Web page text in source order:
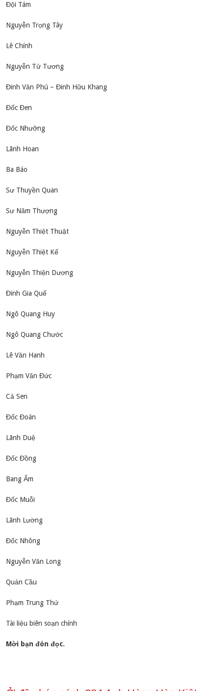
Đội Tám
Nguyễn Trọng Tây
Lê Chính
Nguyễn Tử Tương
Đinh Văn Phú – Đinh Hữu Khang
Đốc Đen
Đốc Nhưỡng
Lãnh Hoan
Ba Báo
Sư Thuyền Quan
Sư Năm Thượng
Nguyễn Thiệt Thuật
Nguyễn Thiệt Kế
Nguyễn Thiện Dương
Đinh Gia Quế
Ngô Quang Huy
Ngô Quang Chước
Lê Văn Hanh
Phạm Văn Đức
Cả Sen
Đốc Đoán
Lãnh Duệ
Đốc Đồng
Bang Ấm
Đốc Muỗi
Lãnh Lường
Đốc Nhông
Nguyễn Văn Long
Quản Cầu
Phạm Trung Thứ
Tài liệu biên soạn chính
Mời bạn đón đọc.